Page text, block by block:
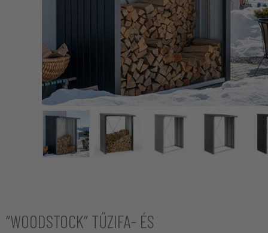
“WOODSTOCK” TŰZIFA- ÉS